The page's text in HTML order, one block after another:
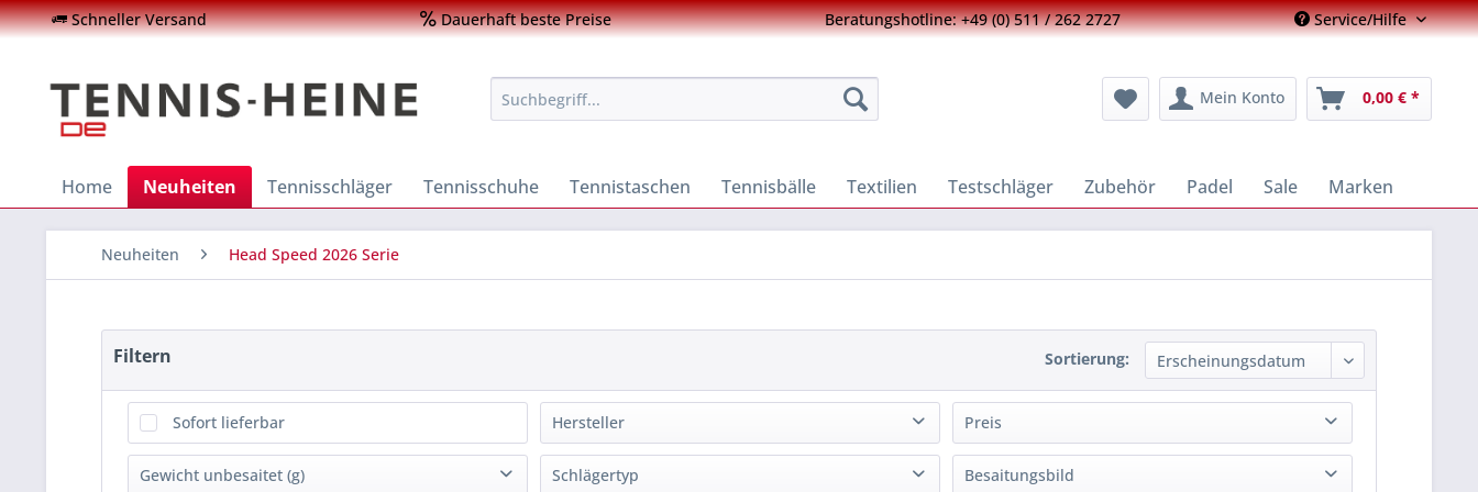
Schneller Versand Dauerhaft beste Preise Beratungshotline: +49 (0) 511 / 262 2727 Service/Hilfe
Mein Konto 0,00 € *
Home Neuheiten Tennisschläger Tennisschuhe Tennistaschen Tennisbälle Textilien Testschläger Zubehör Padel Sale Marken
Neuheiten Head Speed 2026 Serie
Filtern Sortierung:
Sofort lieferbar Hersteller
Head(20
Preis
Gewicht unbesaitet (g) Schlägertyp Besaitungsbild